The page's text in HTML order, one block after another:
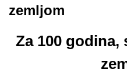
zemljom
Za 100